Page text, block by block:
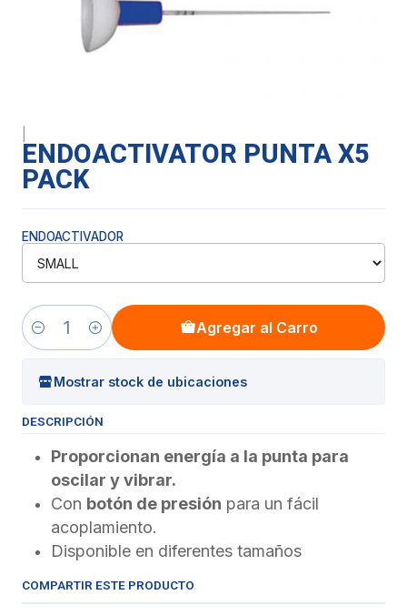
ENDOACTIVATOR PUNTA X5
PACK
ENDOACTIVADOR
Cantidad
Agregar al Carro
Mostrar stock de ubicaciones
DESCRIPCIÓN
Proporcionan energía a la punta para
oscilar y vibrar.
Con botón de presión para un fácil
acoplamiento.
Disponible en diferentes tamaños
COMPARTIR ESTE PRODUCTO